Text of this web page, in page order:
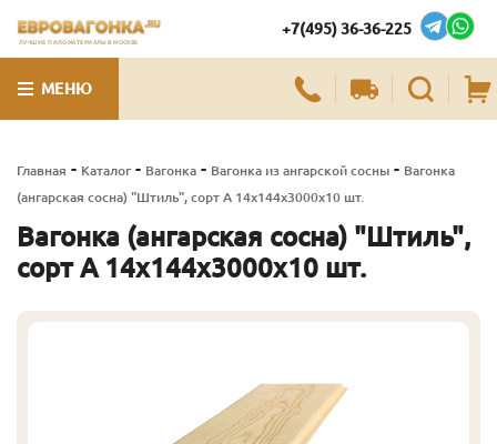
ЛУЧШИЕ ПИЛОМАТЕРИАЛЫ В МОСКВЕ
+7(495) 36-36-225
МЕНЮ
Главная - Каталог - Вагонка - Вагонка из ангарской сосны - Вагонка
(ангарская сосна) "Штиль", сорт А 14х144х3000х10 шт.
Вагонка (ангарская сосна) "Штиль",
сорт А 14х144х3000х10 шт.